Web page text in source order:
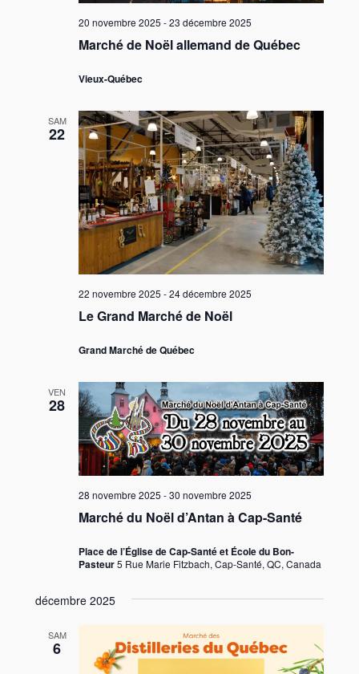
Marché de Noël allemand de Québec
20 novembre 2025 -23 décembre 2025
Vieux-Québec
SAM
22
Le Grand Marché de Noël
22 novembre 2025 -24 décembre 2025
Grand Marché de Québec
VEN
28
Marché du Noël d’Antan à Cap-Santé
28 novembre 2025 -30 novembre 2025
Place de l’Église de Cap-Santé et École du Bon-
Pasteur5 Rue Marie Fitzbach, Cap-Santé, QC, Canada
décembre 2025
SAM
6